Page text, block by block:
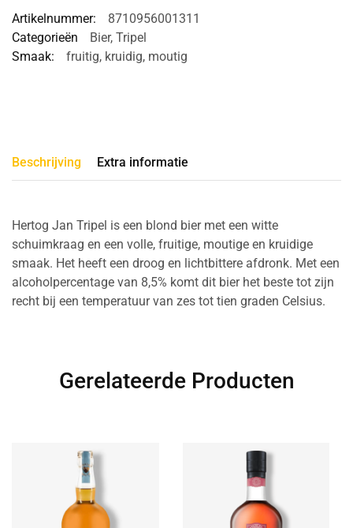
Artikelnummer:
8710956001311
Categorieën
Bier, Tripel
Smaak:
fruitig, kruidig, moutig
Beschrijving Extra informatie
Hertog Jan Tripel is een blond bier met een witte
schuimkraag en een volle, fruitige, moutige en kruidige
smaak. Het heeft een droog en lichtbittere afdronk. Met een
alcoholpercentage van 8,5% komt dit bier het beste tot zijn
recht bij een temperatuur van zes tot tien graden Celsius.
Gerelateerde Producten